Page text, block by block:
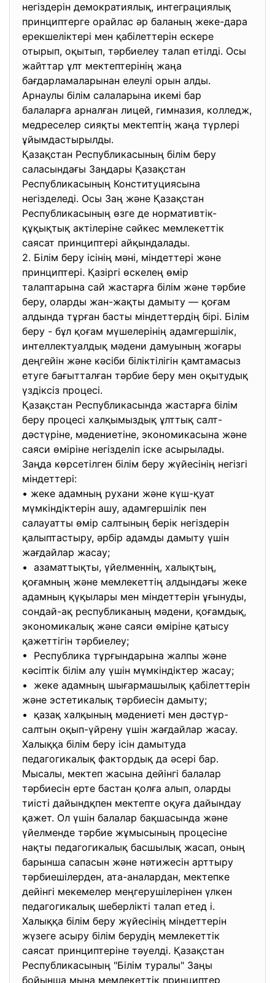
негіздерін демократиялық, интеграциялық
принциптерге орайлас әр баланың жеке-дара
ерекшеліктері мен қабілеттерін ескере
отырып, оқытып, тәрбиелеу талап етілді. Осы
жайттар ұлт мектептерінің жаңа
бағдарламаларынан елеулі орын алды.
Арнаулы білім салаларына икемі бар
балаларға арналған лицей, гимназия, колледж,
медреселер сияқты мектептің жаңа түрлері
ұйымдастырылды.
Қазақстан Республикасының білім беру
саласындағы Заңдары Қазақстан
Республикасының Конституциясына
негізделеді. Осы Заң және Қазақстан
Республикасының өзге де нормативтік-
құқықтық актілеріне сәйкес мемлекеттік
саясат принциптері айқындалады.
2. Білім беру ісінің мәні, міндеттері және
принциптері. Қазіргі өскелең өмір
талаптарына сай жастарға білім және тәрбие
беру, оларды жан-жақты дамыту — қоғам
алдында тұрған басты міндеттердің бірі. Білім
беру - бұл қоғам мүшелерінің адамгершілік,
интеллектуалдық мәдени дамуының жоғары
деңгейін және кәсіби біліктілігін қамтамасыз
етуге бағытталған тәрбие беру мен оқытудық
үздіксіз процесі.
Қазақстан Республикасында жастарға білім
беру процесі халқымыздық ұлттық салт-
дәстүріне, мәдениетіне, экономикасына және
саяси өміріне негізделіп іске асырылады.
Заңда көрсетілген білім беру жүйесінің негізгі
міндеттері:
• жеке адамның рухани және күш-қуат
мүмкіндіктерін ашу, адамгершілік пен
салауатты өмір салтының берік негіздерін
қалыптастыру, әрбір адамды дамыту үшін
жағдайлар жасау;
• азаматтықты, үйелменнің, халықтың,
қоғамның және мемлекеттің алдындағы жеке
адамның қүқылары мен міндеттерін ұғынуды,
сондай-ақ республиканың мәдени, қоғамдық,
экономикалық және саяси өміріне қатысу
қажеттігін тәрбиелеу;
• Республика тұрғындарына жалпы және
кәсіптік білім алу үшін мүмкіндіктер жасау;
• жеке адамның шығармашылық қабілеттерін
және эстетикалық тәрбиесін дамыту;
• қазақ халқының мәдениеті мен дәстүр-
салтын оқып-үйрену үшін жағдайлар жасау.
Халыққа білім беру ісін дамытуда
педагогикалық фактордық да әсері бар.
Мысалы, мектеп жасына дейінгі балалар
тәрбиесін ерте бастан қолға алып, оларды
тиісті дайындқпен мектепте оқуға дайындау
қажет. Ол үшін балалар бақшасында және
үйелменде тәрбие жұмысының процесіне
нақты педагогикалық басшылық жасап, оның
барынша сапасын және нәтижесін арттыру
тәрбиешілерден, ата-аналардан, мектепке
дейінгі мекемелер меңгерушілерінен үлкен
педагогикалық шеберлікті талап етед і.
Халыққа білім беру жүйесінің міндеттерін
жүзеге асыру білім берудің мемлекеттік
саясат принциптеріне тәуелді. Қазақстан
Республикасының "Білім туралы" Заңы
бойынша мына мемлекеттік принциптер